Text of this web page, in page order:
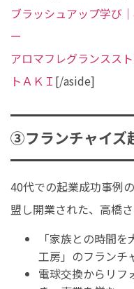
ブラッシュアップ学び
ー
アロマフレグランスス
トＡＫＩ [/aside]
③フランチャイズ
40代での起業成功事例
盟し開業された、高橋さ
「家族との時間
工房」のフランチ
電球交換からリフ